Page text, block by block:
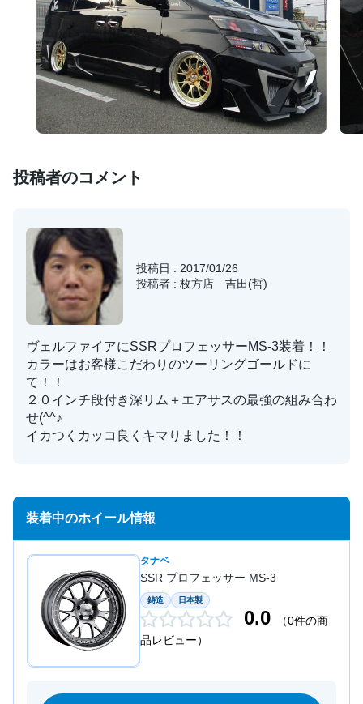
投稿者のコメント
投稿日 : 2017/01/26
投稿者 : 枚方店 吉田(哲)
ヴェルファイアにSSRプロフェッサーMS-3装着！！
カラーはお客様こだわりのツーリングゴールドに
て！！
２０インチ段付き深リム＋エアサスの最強の組み合わ
せ(^^♪
イカつくカッコ良くキマりました！！
装着中のホイール情報
タナベ
SSR プロフェッサー MS-3
鋳造 日本製
0.0
（0件の商
品レビュー）